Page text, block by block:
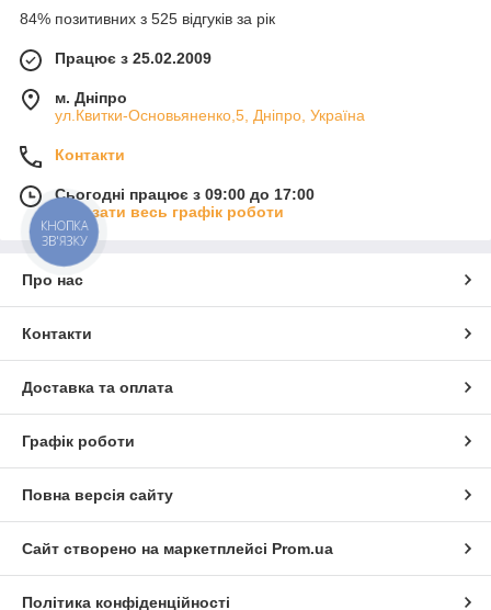
84% позитивних з 525 відгуків за рік
Працює з 25.02.2009
м. Дніпро
ул.Квитки-Основьяненко,5, Дніпро, Україна
Контакти
Сьогодні працює з 09:00 до 17:00
Показати весь графік роботи
Про нас
Контакти
Доставка та оплата
Графік роботи
Повна версія сайту
Сайт створено на маркетплейсі Prom.ua
Політика конфіденційності
КНОПКА
ЗВ'ЯЗКУ